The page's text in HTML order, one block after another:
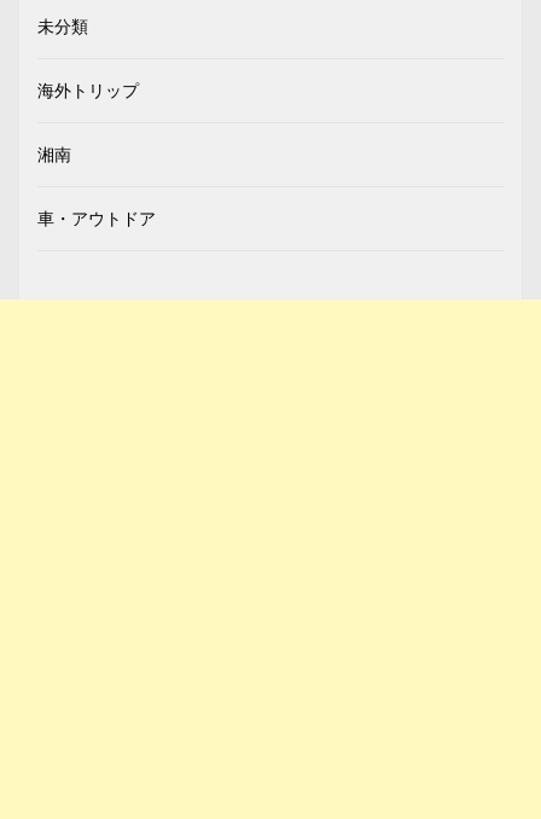
未分類
海外トリップ
湘南
車・アウトドア